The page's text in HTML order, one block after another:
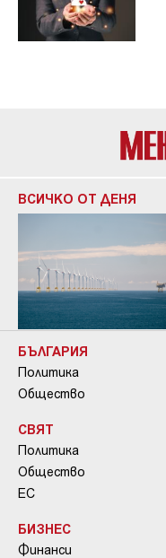
ВСИЧКО ОТ ДЕНЯ
БЪЛГАРИЯ
Политика
Общество
СВЯТ
Политика
Общество
ЕС
БИЗНЕС
Финанси